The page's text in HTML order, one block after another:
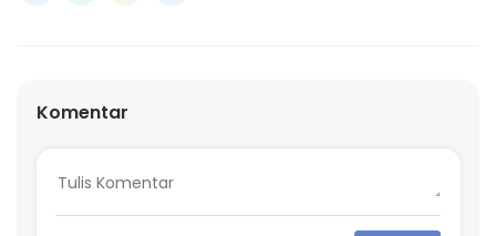
Komentar